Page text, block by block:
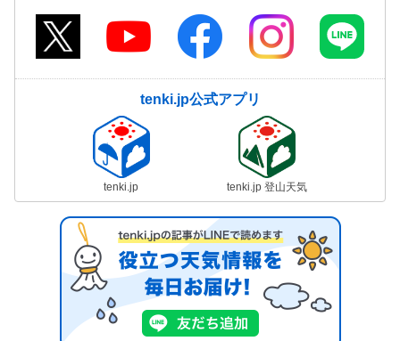
tenki.jp公式アプリ
tenki.jp tenki.jp 登山天気